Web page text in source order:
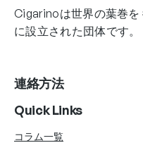
Cigarinoは世界の葉巻
に設立された団体です。
連絡方法
Quick Links
コラム一覧